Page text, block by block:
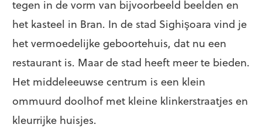
tegen in de vorm van bijvoorbeeld beelden en
het kasteel in Bran. In de stad Sighişoara vind je
het vermoedelijke geboortehuis, dat nu een
restaurant is. Maar de stad heeft meer te bieden.
Het middeleeuwse centrum is een klein
ommuurd doolhof met kleine klinkerstraatjes en
kleurrijke huisjes.